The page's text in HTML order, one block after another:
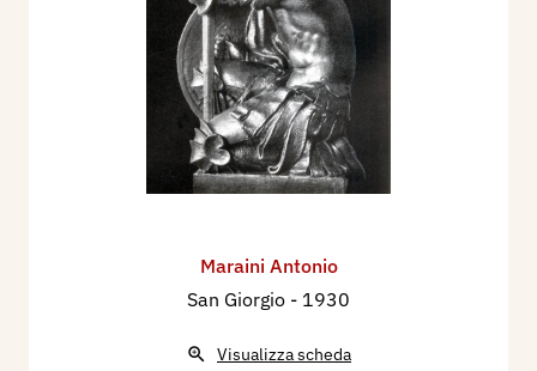
Maraini Antonio
San Giorgio - 1930
Visualizza scheda